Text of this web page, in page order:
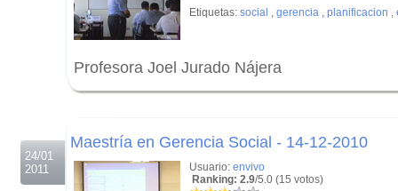
Etiquetas: social , gerencia , planificacion ,
Profesora Joel Jurado Nájera
24/01
2011
Maestría en Gerencia Social - 14-12-2010
Usuario: envivo
Ranking: 2.9/5.0 (15 votos)